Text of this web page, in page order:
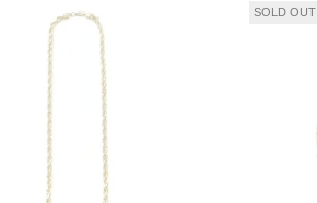
SOLD OUT